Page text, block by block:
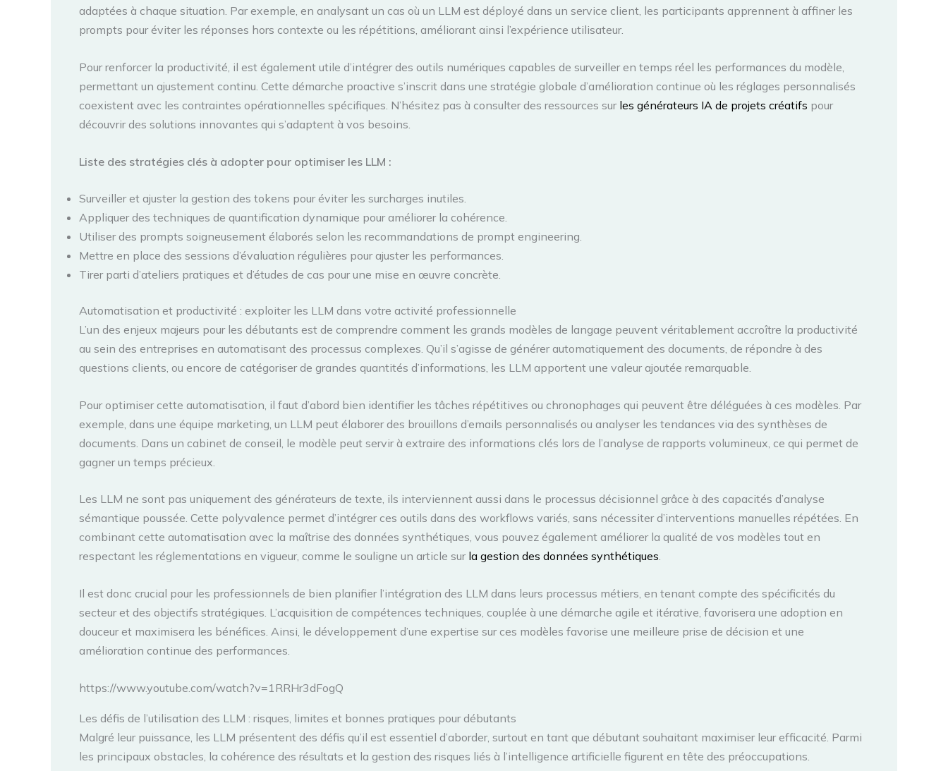
adaptées à chaque situation. Par exemple, en analysant un cas où un LLM est déployé dans un service client, les participants apprennent à affiner les
prompts pour éviter les réponses hors contexte ou les répétitions, améliorant ainsi l’expérience utilisateur.
Pour renforcer la productivité, il est également utile d’intégrer des outils numériques capables de surveiller en temps réel les performances du modèle,
permettant un ajustement continu. Cette démarche proactive s’inscrit dans une stratégie globale d’amélioration continue où les réglages personnalisés
coexistent avec les contraintes opérationnelles spécifiques. N’hésitez pas à consulter des ressources sur les générateurs IA de projets créatifs pour
découvrir des solutions innovantes qui s’adaptent à vos besoins.
Liste des stratégies clés à adopter pour optimiser les LLM :
Surveiller et ajuster la gestion des tokens pour éviter les surcharges inutiles.
Appliquer des techniques de quantification dynamique pour améliorer la cohérence.
Utiliser des prompts soigneusement élaborés selon les recommandations de prompt engineering.
Mettre en place des sessions d’évaluation régulières pour ajuster les performances.
Tirer parti d’ateliers pratiques et d’études de cas pour une mise en œuvre concrète.
Automatisation et productivité : exploiter les LLM dans votre activité professionnelle
L’un des enjeux majeurs pour les débutants est de comprendre comment les grands modèles de langage peuvent véritablement accroître la productivité
au sein des entreprises en automatisant des processus complexes. Qu’il s’agisse de générer automatiquement des documents, de répondre à des
questions clients, ou encore de catégoriser de grandes quantités d’informations, les LLM apportent une valeur ajoutée remarquable.
Pour optimiser cette automatisation, il faut d’abord bien identifier les tâches répétitives ou chronophages qui peuvent être déléguées à ces modèles. Par
exemple, dans une équipe marketing, un LLM peut élaborer des brouillons d’emails personnalisés ou analyser les tendances via des synthèses de
documents. Dans un cabinet de conseil, le modèle peut servir à extraire des informations clés lors de l’analyse de rapports volumineux, ce qui permet de
gagner un temps précieux.
Les LLM ne sont pas uniquement des générateurs de texte, ils interviennent aussi dans le processus décisionnel grâce à des capacités d’analyse
sémantique poussée. Cette polyvalence permet d’intégrer ces outils dans des workflows variés, sans nécessiter d’interventions manuelles répétées. En
combinant cette automatisation avec la maîtrise des données synthétiques, vous pouvez également améliorer la qualité de vos modèles tout en
respectant les réglementations en vigueur, comme le souligne un article sur la gestion des données synthétiques.
Il est donc crucial pour les professionnels de bien planifier l’intégration des LLM dans leurs processus métiers, en tenant compte des spécificités du
secteur et des objectifs stratégiques. L’acquisition de compétences techniques, couplée à une démarche agile et itérative, favorisera une adoption en
douceur et maximisera les bénéfices. Ainsi, le développement d’une expertise sur ces modèles favorise une meilleure prise de décision et une
amélioration continue des performances.
https://www.youtube.com/watch?v=1RRHr3dFogQ
Les défis de l’utilisation des LLM : risques, limites et bonnes pratiques pour débutants
Malgré leur puissance, les LLM présentent des défis qu’il est essentiel d’aborder, surtout en tant que débutant souhaitant maximiser leur efficacité. Parmi
les principaux obstacles, la cohérence des résultats et la gestion des risques liés à l’intelligence artificielle figurent en tête des préoccupations.